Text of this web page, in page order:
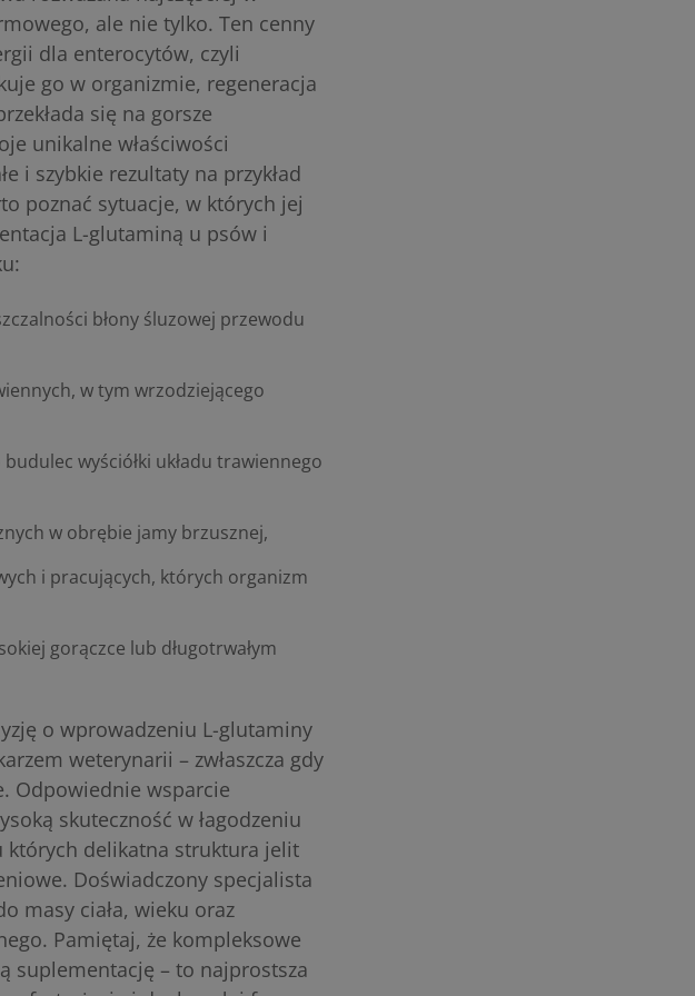
ale nie tylko. Ten cenny
dla enterocytów, czyli
go w organizmie, regeneracja
się na gorsze
unikalne właściwości
i szybkie rezultaty na przykład
poznać sytuacje, w których jej
L-glutaminą u psów i
błony śluzowej przewodu
w tym wrzodziejącego
wyściółki układu trawiennego
w obrębie jamy brzusznej,
i pracujących, których organizm
gorączce lub długotrwałym
o wprowadzeniu L-glutaminy
weterynarii – zwłaszcza gdy
Odpowiednie wsparcie
skuteczność w łagodzeniu
których delikatna struktura jelit
Doświadczony specjalista
masy ciała, wieku oraz
Pamiętaj, że kompleksowe
suplementację – to najprostsza